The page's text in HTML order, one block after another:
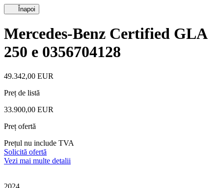
Înapoi
Mercedes-Benz Certified GLA
250 e 0356704128
49.342,00 EUR
Preț de listă
33.900,00 EUR
Preț ofertă
Prețul nu include TVA
Solicită ofertă
Vezi mai multe detalii
2024